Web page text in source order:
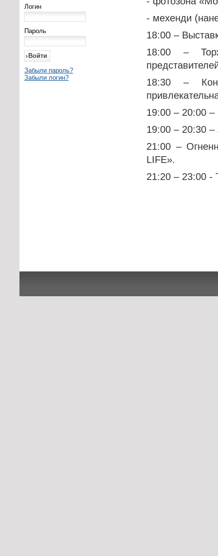
Логин
Пароль
Забыли пароль?
Забыли логин?
- мехенди
18:00 –
18:00 –
18:30 –
19:00 – 20:00
19:00 – 20:30
21:00 –
LIFE».
21:20 – 23:00 -